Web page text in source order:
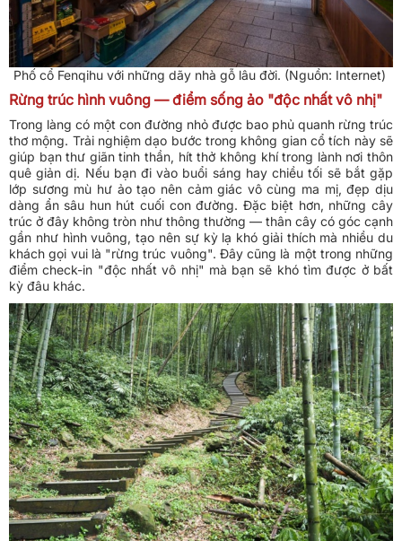
Phố cổ Fenqihu với những dãy nhà gỗ lâu đời. (Nguồn: Internet)
Rừng trúc hình vuông — điểm sống ảo "độc nhất vô nhị"
Trong làng có một con đường nhỏ được bao phủ quanh rừng trúc
thơ mộng. Trải nghiệm dạo bước trong không gian cổ tích này sẽ
giúp bạn thư giãn tinh thần, hít thở không khí trong lành nơi thôn
quê giản dị. Nếu bạn đi vào buổi sáng hay chiều tối sẽ bắt gặp
lớp sương mù hư ảo tạo nên cảm giác vô cùng ma mị, đẹp dịu
dàng ẩn sâu hun hút cuối con đường. Đặc biệt hơn, những cây
trúc ở đây không tròn như thông thường — thân cây có góc cạnh
gần như hình vuông, tạo nên sự kỳ lạ khó giải thích mà nhiều du
khách gọi vui là "rừng trúc vuông". Đây cũng là một trong những
điểm check-in "độc nhất vô nhị" mà bạn sẽ khó tìm được ở bất
kỳ đâu khác.